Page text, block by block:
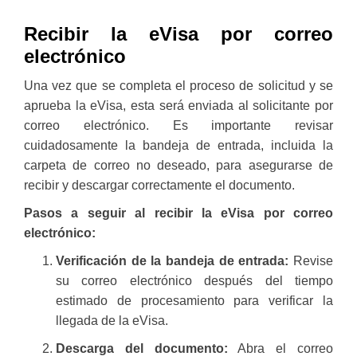
Recibir la eVisa por correo
electrónico
Una vez que se completa el proceso de solicitud y se
aprueba la eVisa, esta será enviada al solicitante por
correo electrónico. Es importante revisar
cuidadosamente la bandeja de entrada, incluida la
carpeta de correo no deseado, para asegurarse de
recibir y descargar correctamente el documento.
Pasos a seguir al recibir la eVisa por correo
electrónico:
Verificación de la bandeja de entrada: Revise
su correo electrónico después del tiempo
estimado de procesamiento para verificar la
llegada de la eVisa.
Descarga del documento: Abra el correo